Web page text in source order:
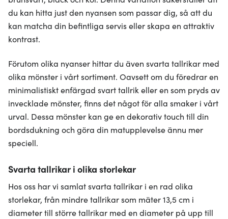
du kan hitta just den nyansen som passar dig, så att du
kan matcha din befintliga servis eller skapa en attraktiv
kontrast.
Förutom olika nyanser hittar du även svarta tallrikar med
olika mönster i vårt sortiment. Oavsett om du föredrar en
minimalistiskt enfärgad svart tallrik eller en som pryds av
invecklade mönster, finns det något för alla smaker i vårt
urval. Dessa mönster kan ge en dekorativ touch till din
bordsdukning och göra din matupplevelse ännu mer
speciell.
Svarta tallrikar i olika storlekar
Hos oss har vi samlat svarta tallrikar i en rad olika
storlekar, från mindre tallrikar som mäter 13,5 cm i
diameter till större tallrikar med en diameter på upp till